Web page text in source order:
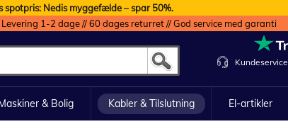
spotpris: Nedis myggefælde – spar 50%.
1-2 dage // 60 dages returret // God service med garanti
Kundeservice
& Bolig Kabler & Tilslutning El-artikler